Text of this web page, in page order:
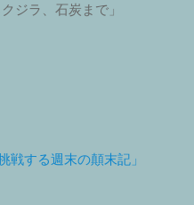
ジラ、石炭まで」
戦する週末の顛末記」